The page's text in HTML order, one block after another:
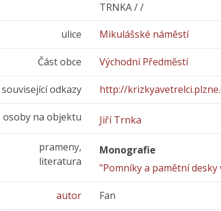
TRNKA / /
ulice Mikulášské náměstí
Část obce Východní Předměstí
související odkazy http://
osoby na objektu Jiří Trnka
prameny,
literatura
Monografie
"Pomníky a pamětní desky
autor Fan